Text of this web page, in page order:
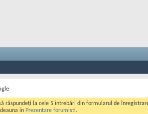
răspundeți la cele 5 întrebări din formularul de
in Prezentare forumisti.